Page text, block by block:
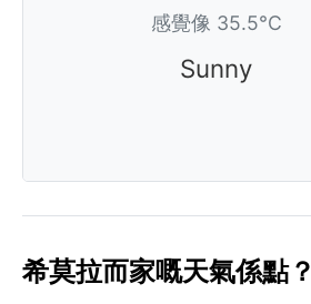
感覺像 35.5°C
Sunny
希莫拉而家嘅天氣係點？